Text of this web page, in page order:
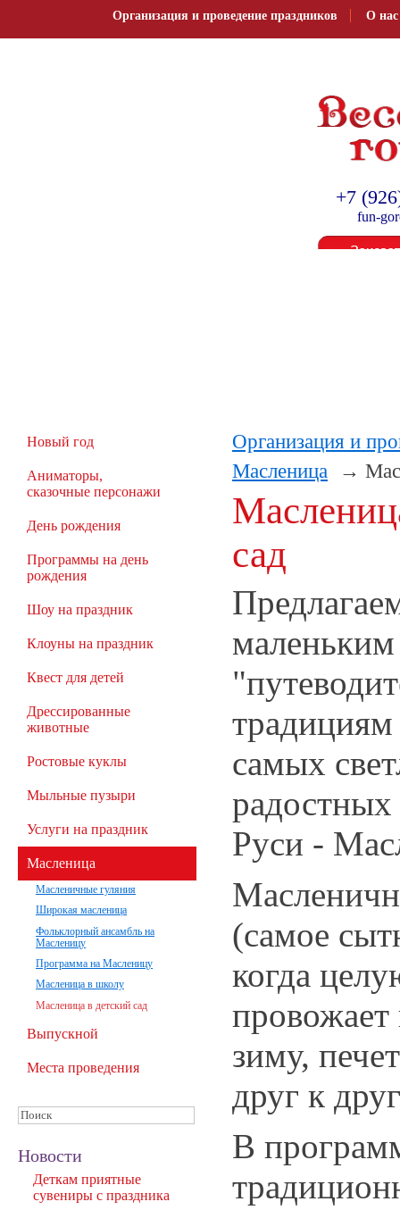
Организация и проведение праздников О нас
+7
fun-
Организация и
Масленица
сад
традициям
самых
радостных
Руси -
(самое
когда
зиму,
друг к
В
Новый год
Аниматоры,
сказочные персонажи
День рождения
Программы на день
рождения
Шоу на праздник
Клоуны на праздник
Квест для детей
Дрессированные
животные
Ростовые куклы
Мыльные пузыри
Услуги на праздник
Масленица
Масленичные гуляния
Широкая масленица
Фольклорный ансамбль на
Масленицу
Программа на Масленицу
Масленица в школу
Масленица в детский сад
Выпускной
Места проведения
Новости
Деткам приятные
сувениры с праздника